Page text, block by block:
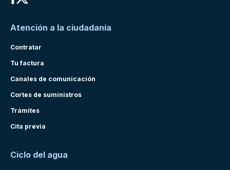
Atención a la ciudadanía
Contratar
Tu factura
Canales de comunicación
Cortes de suministros
Trámites
Cita previa
Ciclo del agua